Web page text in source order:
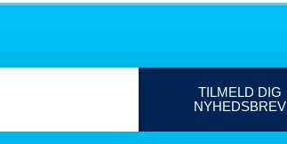
TILMELD DIG
NYHEDSBREV